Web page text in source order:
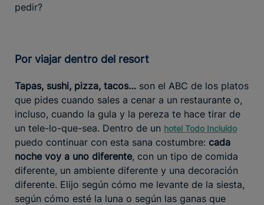
pedir?
Por viajar dentro del resort
Tapas, sushi, pizza, tacos… son el ABC de los platos
que pides cuando sales a cenar a un restaurante o,
incluso, cuando la gula y la pereza te hace tirar de
un tele-lo-que-sea. Dentro de un hotel Todo Incluido
puedo continuar con esta sana costumbre: cada
noche voy a uno diferente, con un tipo de comida
diferente, un ambiente diferente y una decoración
diferente. Elijo según cómo me levante de la siesta,
según cómo esté la luna o según las ganas que